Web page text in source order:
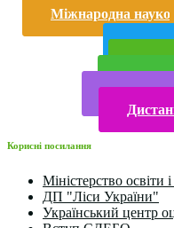
Міжнародна
Корисні посилання
Міністерство освіти
ДП "Ліси України"
Український центр